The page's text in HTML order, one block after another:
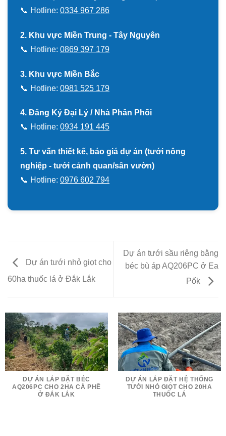
📞 Hotline: 0334 967 286
2. Khu vực Miền Trung - Tây Nguyên
📞 Hotline: 0869 397 179
3. Khu vực Miền Bắc
📞 Hotline: 0981 525 179
4. Đăng Ký Đại Lý / Nhà Phân Phối
📞 Hotline: 0934 191 445
5. Tư vấn thiết kế, báo giá dự án (tưới nông
nghiệp - tưới cảnh quan/sân vườn)
📞 Hotline: 0976 602 794
Dự án tưới nhỏ giọt cho
60ha thuốc lá ở Đắk Lắk
Dự án tưới sầu riêng bằng
béc bù áp AQ206PC ở Ea
Pốk
DỰ ÁN LẮP ĐẶT BÉC
AQ206PC CHO 2HA CÀ PHÊ
Ở ĐẮK LẮK
DỰ ÁN LẮP ĐẶT HỆ THỐNG
TƯỚI NHỎ GIỌT CHO 20HA
THUỐC LÁ